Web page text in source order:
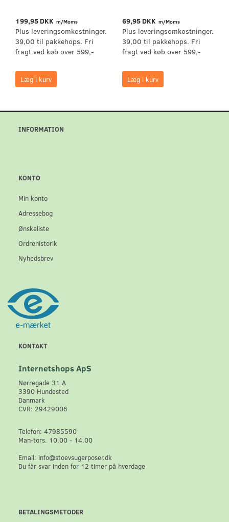
199,95 DKK m/Moms
Plus leveringsomkostninger.
39,00 til pakkehops. Fri
fragt ved køb over 599,-
Læg i kurv
69,95 DKK m/Moms
Plus leveringsomkostninger.
39,00 til pakkehops. Fri
fragt ved køb over 599,-
Læg i kurv
INFORMATION
KONTO
Min konto
Adressebog
Ønskeliste
Ordrehistorik
Nyhedsbrev
KONTAKT
Internetshops ApS
Nørregade 31 A
3390 Hundested
Danmark
CVR: 29429006
Telefon: 47985590
Man-tors. 10.00 - 14.00
Email: info@stoevsugerposer.dk
Du får svar inden for 12 timer på hverdage
BETALINGSMETODER